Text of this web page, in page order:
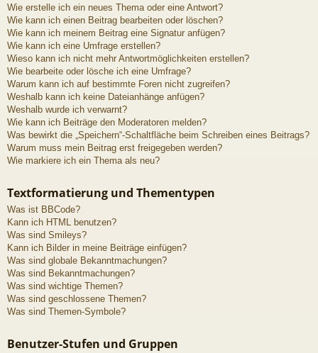
Wie erstelle ich ein neues Thema oder eine Antwort?
Wie kann ich einen Beitrag bearbeiten oder löschen?
Wie kann ich meinem Beitrag eine Signatur anfügen?
Wie kann ich eine Umfrage erstellen?
Wieso kann ich nicht mehr Antwortmöglichkeiten erstellen?
Wie bearbeite oder lösche ich eine Umfrage?
Warum kann ich auf bestimmte Foren nicht zugreifen?
Weshalb kann ich keine Dateianhänge anfügen?
Weshalb wurde ich verwarnt?
Wie kann ich Beiträge den Moderatoren melden?
Was bewirkt die „Speichern“-Schaltfläche beim Schreiben eines Beitrags?
Warum muss mein Beitrag erst freigegeben werden?
Wie markiere ich ein Thema als neu?
Textformatierung und Thementypen
Was ist BBCode?
Kann ich HTML benutzen?
Was sind Smileys?
Kann ich Bilder in meine Beiträge einfügen?
Was sind globale Bekanntmachungen?
Was sind Bekanntmachungen?
Was sind wichtige Themen?
Was sind geschlossene Themen?
Was sind Themen-Symbole?
Benutzer-Stufen und Gruppen